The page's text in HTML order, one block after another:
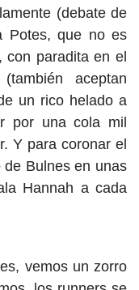
(debate de
Potes, que no es
con paradita en el
aceptan
un rico helado a
por una cola mil
Y para coronar el
de Bulnes en unas
Hannah a cada
vemos un zorro